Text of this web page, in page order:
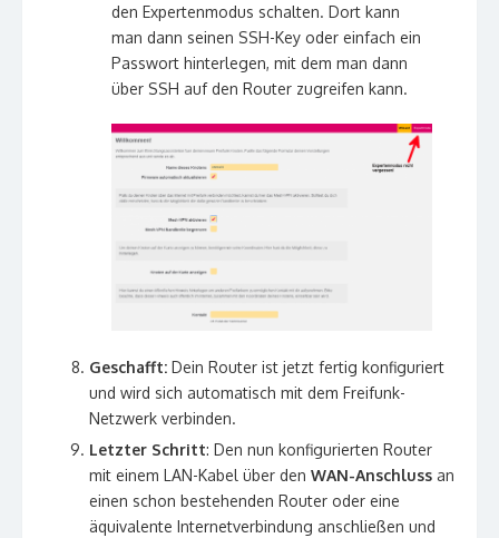
den Expertenmodus schalten. Dort kann
man dann seinen SSH-Key oder einfach ein
Passwort hinterlegen, mit dem man dann
über SSH auf den Router zugreifen kann.
Geschafft: Dein Router ist jetzt fertig konfiguriert
und wird sich automatisch mit dem Freifunk-
Netzwerk verbinden.
Letzter Schritt: Den nun konfigurierten Router
mit einem LAN-Kabel über den WAN-Anschluss an
einen schon bestehenden Router oder eine
äquivalente Internetverbindung anschließen und